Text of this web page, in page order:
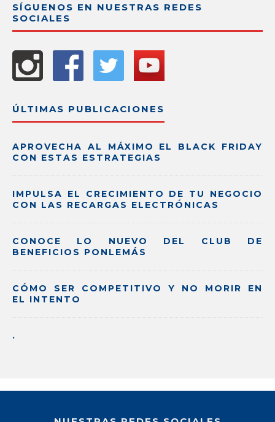
SÍGUENOS EN NUESTRAS REDES
SOCIALES
ÚLTIMAS PUBLICACIONES
APROVECHA AL MÁXIMO EL BLACK FRIDAY
CON ESTAS ESTRATEGIAS
IMPULSA EL CRECIMIENTO DE TU NEGOCIO
CON LAS RECARGAS ELECTRÓNICAS
CONOCE LO NUEVO DEL CLUB DE
BENEFICIOS PONLEMÁS
CÓMO SER COMPETITIVO Y NO MORIR EN
EL INTENTO
.